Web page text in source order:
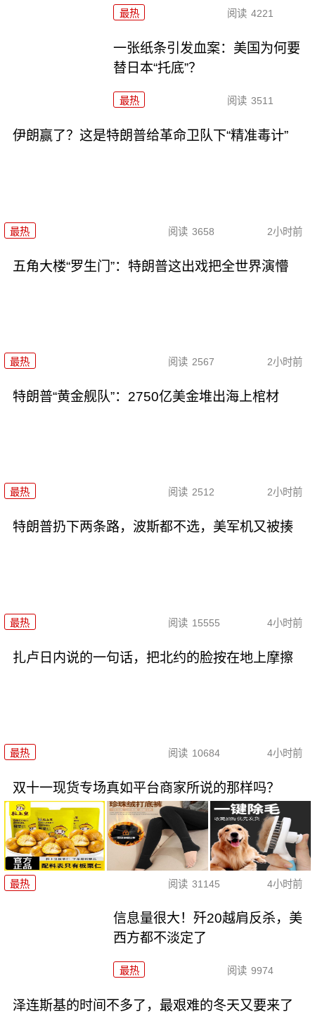
最热 阅读 4221
一张纸条引发血案：美国为何要
替日本“托底”？
最热 阅读 3511
伊朗赢了？这是特朗普给革命卫队下“精准毒计”
最热 阅读 3658 2小时前
五角大楼“罗生门”：特朗普这出戏把全世界演懵
最热 阅读 2567 2小时前
特朗普“黄金舰队”：2750亿美金堆出海上棺材
最热 阅读 2512 2小时前
特朗普扔下两条路，波斯都不选，美军机又被揍
最热 阅读 15555 4小时前
扎卢日内说的一句话，把北约的脸按在地上摩擦
最热 阅读 10684 4小时前
双十一现货专场真如平台商家所说的那样吗？
最热 阅读 31145 4小时前
信息量很大！歼20越肩反杀，美
西方都不淡定了
最热 阅读 9974
泽连斯基的时间不多了，最艰难的冬天又要来了